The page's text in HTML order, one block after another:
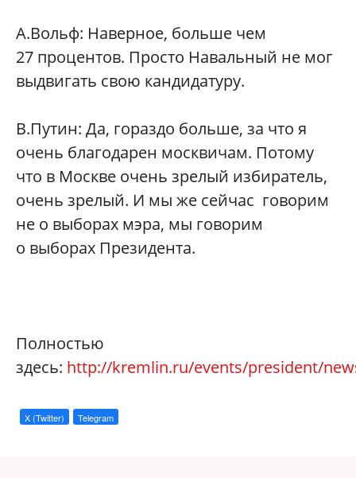
А.Вольф: Наверное, больше чем
27 процентов. Просто Навальный не мог
выдвигать свою кандидатуру.
В.Путин: Да, гораздо больше, за что я
очень благодарен москвичам. Потому
что в Москве очень зрелый избиратель,
очень зрелый. И мы же сейчас говорим
не о выборах мэра, мы говорим
о выборах Президента.
Полностью
здесь: http://kremlin.ru/events/president/
X (Twitter) Telegram